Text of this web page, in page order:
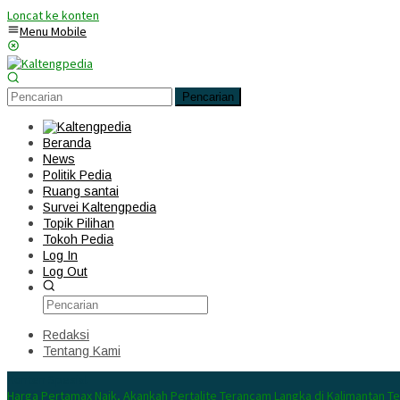
Loncat ke konten
Menu Mobile
Pencarian
Beranda
News
Politik Pedia
Ruang santai
Survei Kaltengpedia
Topik Pilihan
Tokoh Pedia
Log In
Log Out
Redaksi
Tentang Kami
Harga Pertamax Naik, Akankah Pertalite Terancam Langka di Kalimantan